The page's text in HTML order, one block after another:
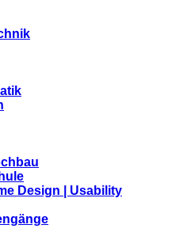
Design | Usability